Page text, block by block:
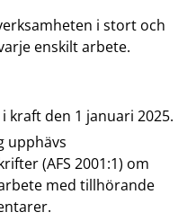
i stort och
enskilt arbete.
den 1 januari 2025.
upphävs
(AFS 2001:1) om
med tillhörande